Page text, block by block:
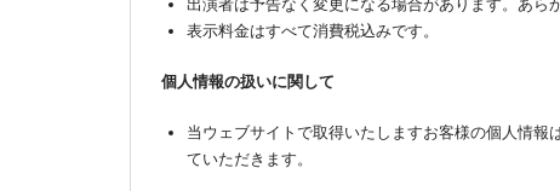
出演者は予告なく変更になる場合があります。あら
表示料金はすべて消費税込みです。
個人情報の扱いに関して
当ウェブサイトで取得いたしますお客様の個人情
ていただきます。